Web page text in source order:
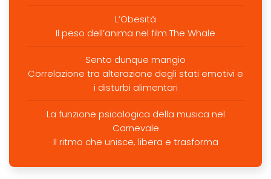
L’Obesità
Il peso dell’anima nel film The Whale
Sento dunque mangio
Correlazione tra alterazione degli stati emotivi e
i disturbi alimentari
La funzione psicologica della musica nel
Carnevale
Il ritmo che unisce, libera e trasforma